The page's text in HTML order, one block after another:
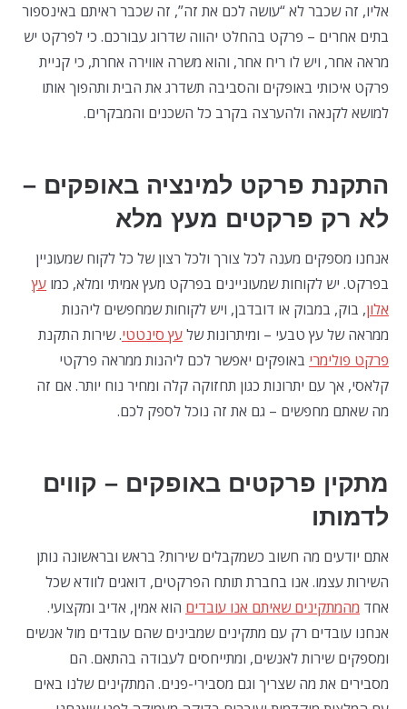
אליו, זה שכבר לא “עושה לכם את זה”, זה שכבר ראיתם באינספור
בתים אחרים – פרקט בהחלט יהווה שדרוג עבורכם. כי לפרקט יש
מראה אחר, ויש לו ריח אחר, והוא משרה אווירה אחרת, כי קניית
פרקט איכותי באופקים והסביבה תשדרג את הבית ותהפוך אותו
למושא לקנאה ולהערצה בקרב כל השכנים והמבקרים.
התקנת פרקט למינציה באופקים –
לא רק פרקטים מעץ מלא
אנחנו מספקים מענה לכל צורך ולכל רצון של כל לקוח שמעוניין
בפרקט. יש לקוחות שמעוניינים בפרקט מעץ אמיתי ומלא, כמו עץ
אלון, בוק, במבוק או דובדבן, ויש לקוחות שמחפשים ליהנות
ממראה של עץ טבעי – ומיתרונות שלעץ סינטטי. שירות התקנת
פרקט פולימרי באופקים יאפשר לכם ליהנות ממראה פרקטי
קלאסי, אך עם יתרונות כגון תחזוקה קלה ומחיר נוח יותר. אם זה
מה שאתם מחפשים – גם את זה נוכל לספק לכם.
מתקין פרקטים באופקים – קווים
לדמותו
אתם יודעים מה חשוב כשמקבלים שירות? בראש ובראשונה נותן
השירות עצמו. אנו בחברת תותח הפרקטים, דואגים לוודא שכל
אחד מהמתקינים שאיתם אנו עובדים הוא אמין, אדיב ומקצועי.
אנחנו עובדים רק עם מתקינים שמבינים שהם עובדים מול אנשים
ומספקים שירות לאנשים, ומתייחסים לעבודה בהתאם. הם
מסבירים את מה שצריך וגם מסבירי-פנים. המתקינים שלנו באים